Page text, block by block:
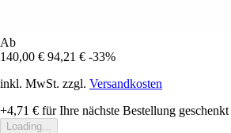
Ab
140,00 € 94,21 € -33%
inkl. MwSt. zzgl. Versandkosten
+4,71 € für Ihre nächste Bestellung geschenkt
Loading...